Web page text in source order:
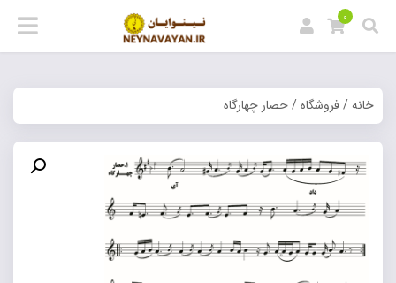
0
خانه/فروشگاه/ حصار چهارگاه